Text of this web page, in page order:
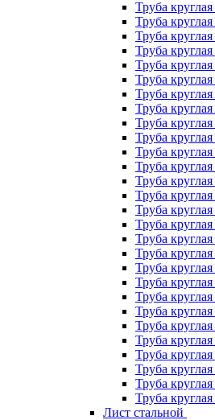
Труба
Труба
Труба
Труба
Труба
Труба
Труба
Труба
Труба
Труба
Труба
Труба
Труба
Труба
Труба
Труба
Труба
Труба
Труба
Труба
Труба
Труба
Труба
Труба
Труба
Труба
Труба
Труба
Лист стальной